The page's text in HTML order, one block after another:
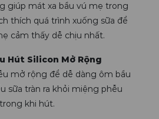
giúp mát xa bầu vú mẹ trong
thích quá trình xuống sữa để
cảm thấy dễ chịu nhất.
Hút Silicon Mở Rộng
mở rộng để dễ dàng ôm bầu
sữa tràn ra khỏi miệng phễu
trong khi hút.